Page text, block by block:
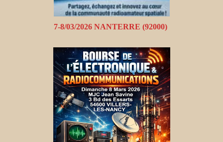
7-8/03/2026 NANTERRE (92000)